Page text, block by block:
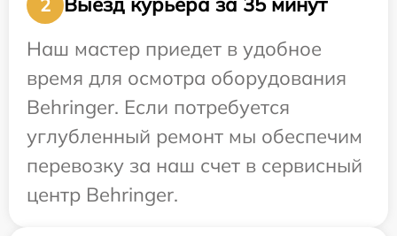
2
Наш мастер приедет в удобное
время для осмотра оборудования
Behringer. Если потребуется
углубленный ремонт мы обеспечим
перевозку за наш счет в сервисный
центр Behringer.